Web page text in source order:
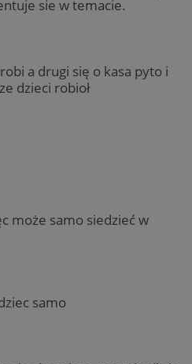
sie w temacie.
a drugi się o kasa pyto i
dzieci robioł
może samo siedzieć w
samo